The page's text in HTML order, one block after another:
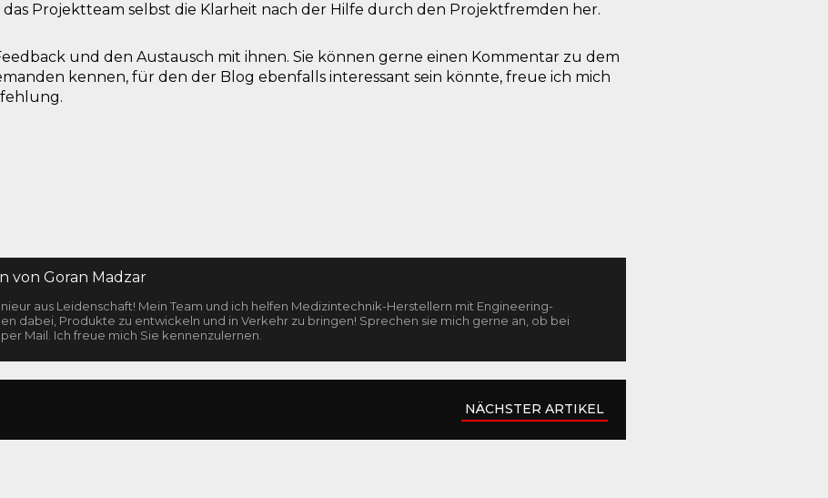
Projektteam selbst die Klarheit nach der Hilfe durch den Projektfremden her.
und den Austausch mit ihnen. Sie können gerne einen Kommentar zu dem
kennen, für den der Blog ebenfalls interessant sein könnte, freue ich mich
vonGoran Madzar
aus Leidenschaft! Mein Team und ich helfen Medizintechnik-Herstellern mit Engineering-
dabei, Produkte zu entwickeln und in Verkehr zu bringen! Sprechen sie mich gerne an, ob bei
Mail. Ich freue mich Sie kennenzulernen.
NÄCHSTER ARTIKEL